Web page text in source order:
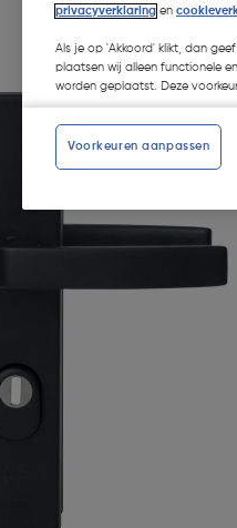
privacyverklaring en
Als je op 'Akkoord' klikt, dan
plaatsen wij alleen functionele
worden geplaatst. Deze
Voorkeuren aanpassen